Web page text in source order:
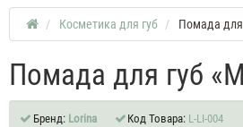
Косметика для губ Помада для
Помада для губ
Бренд: Lorina Код Товара: L-LI-004